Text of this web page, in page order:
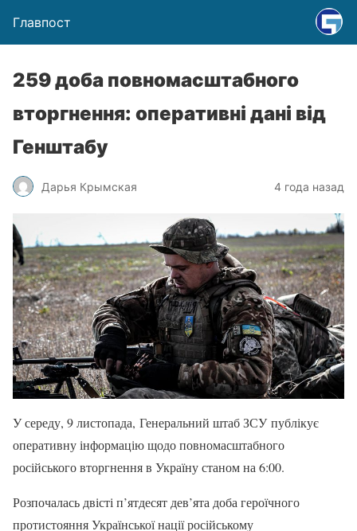
Главпост
259 доба повномасштабного
вторгнення: оперативні дані від
Генштабу
Дарья Крымская 4 года назад
У середу, 9 листопада, Генеральний штаб ЗСУ публікує
оперативну інформацію щодо повномасштабного
російського вторгнення в Україну станом на 6:00.
Розпочалась двісті п’ятдесят дев’ята доба героїчного
протистояння Української нації російському